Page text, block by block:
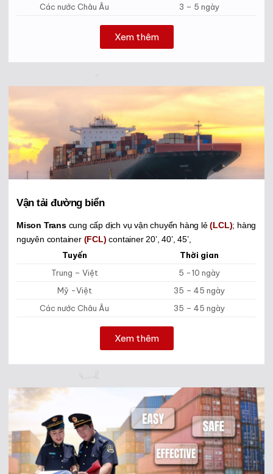
Các nước Châu Âu
3 – 5 ngày
Xem thêm
Vận tải đường biển
Mison Trans cung cấp dịch vụ vận chuyển hàng lẻ(LCL); hàng
nguyên container (FCL) container 20’, 40’, 45’,
Tuyến
Thời gian
Trung – Việt
5 -10 ngày
Mỹ -Việt
35 – 45 ngày
Các nước Châu Âu
35 – 45 ngày
Xem thêm